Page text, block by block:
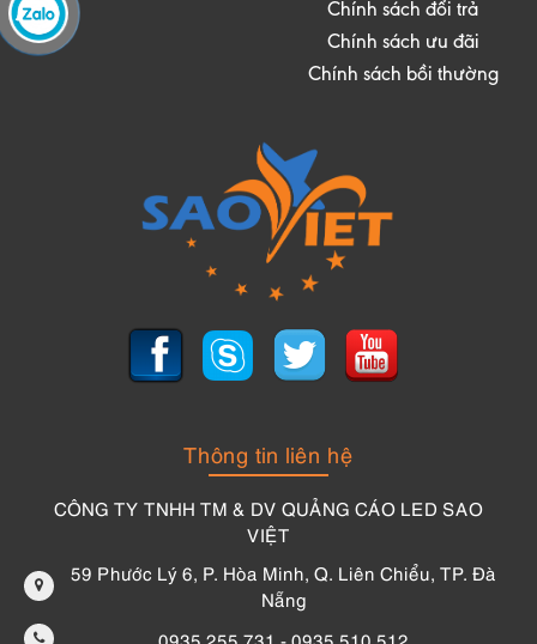
Chính sách đổi trả
Chính sách ưu đãi
Chính sách bồi thường
Thông tin liên hệ
CÔNG TY TNHH TM & DV QUẢNG CÁO LED SAO
VIỆT
59 Phước Lý 6, P. Hòa Minh, Q. Liên Chiểu, TP. Đà
Nẵng
0935 255 731 - 0935 510 512